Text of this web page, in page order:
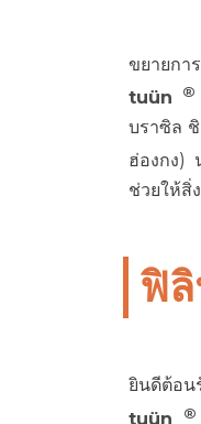
ขยายกา
tuün
®
บราซิล
ฮ่องกง)
ช่วยให้สิ่
ฟิลิ
ยินดีต้อน
tuün
®